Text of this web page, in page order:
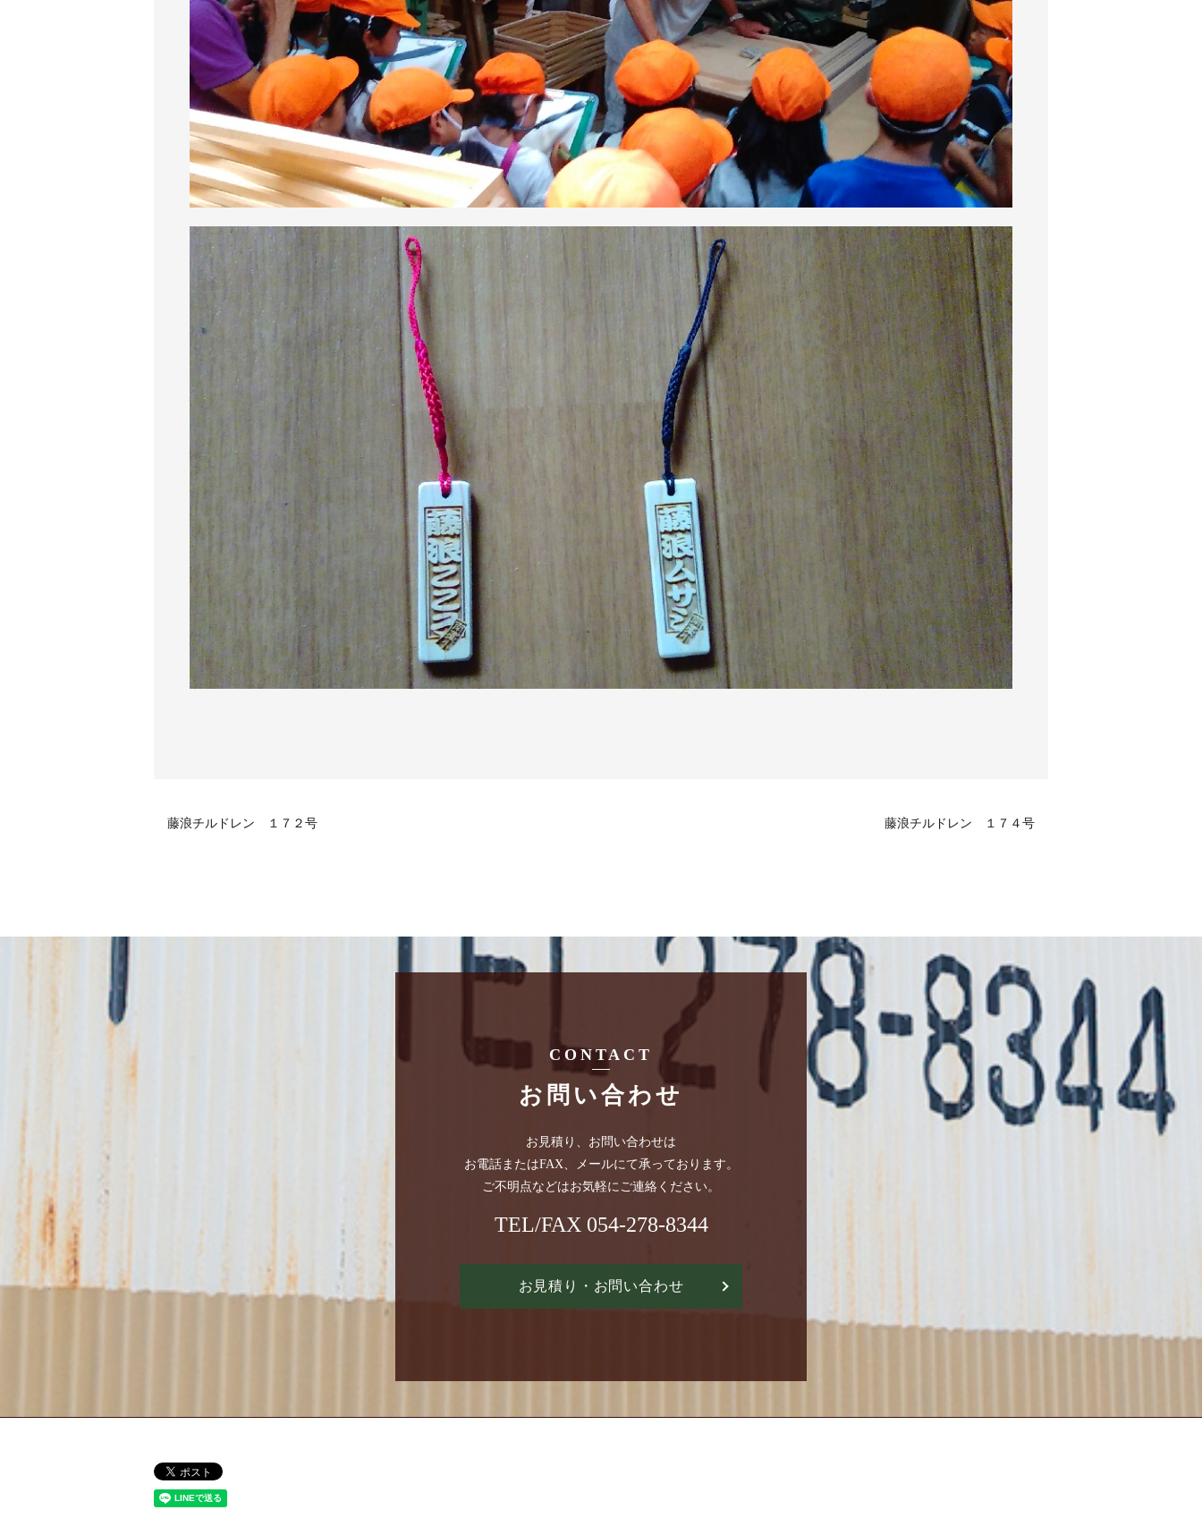
藤浪チルドレン １７２号 藤浪チルドレン １７４号
CONTACT
お問い合わせ
お見積り、お問い合わせは
お電話またはFAX、
メールにて承っております。
ご不明点などはお気軽にご連絡ください。
TEL/FAX 054-278-8344
お見積り・お問い合わせ